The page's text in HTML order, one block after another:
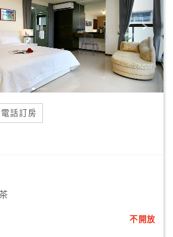
電話訂房
不開放